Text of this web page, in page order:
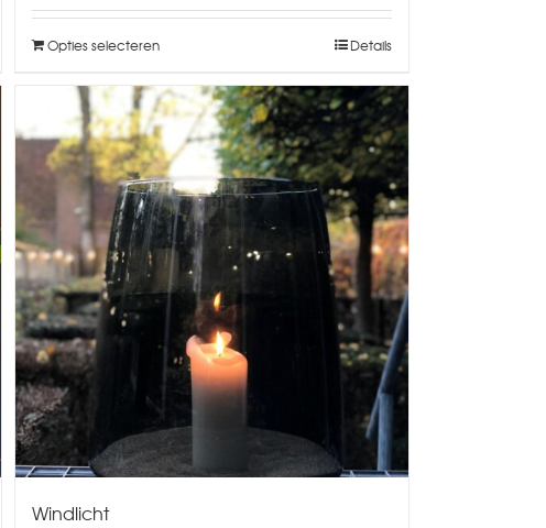
Opties selecteren Details
Windlicht